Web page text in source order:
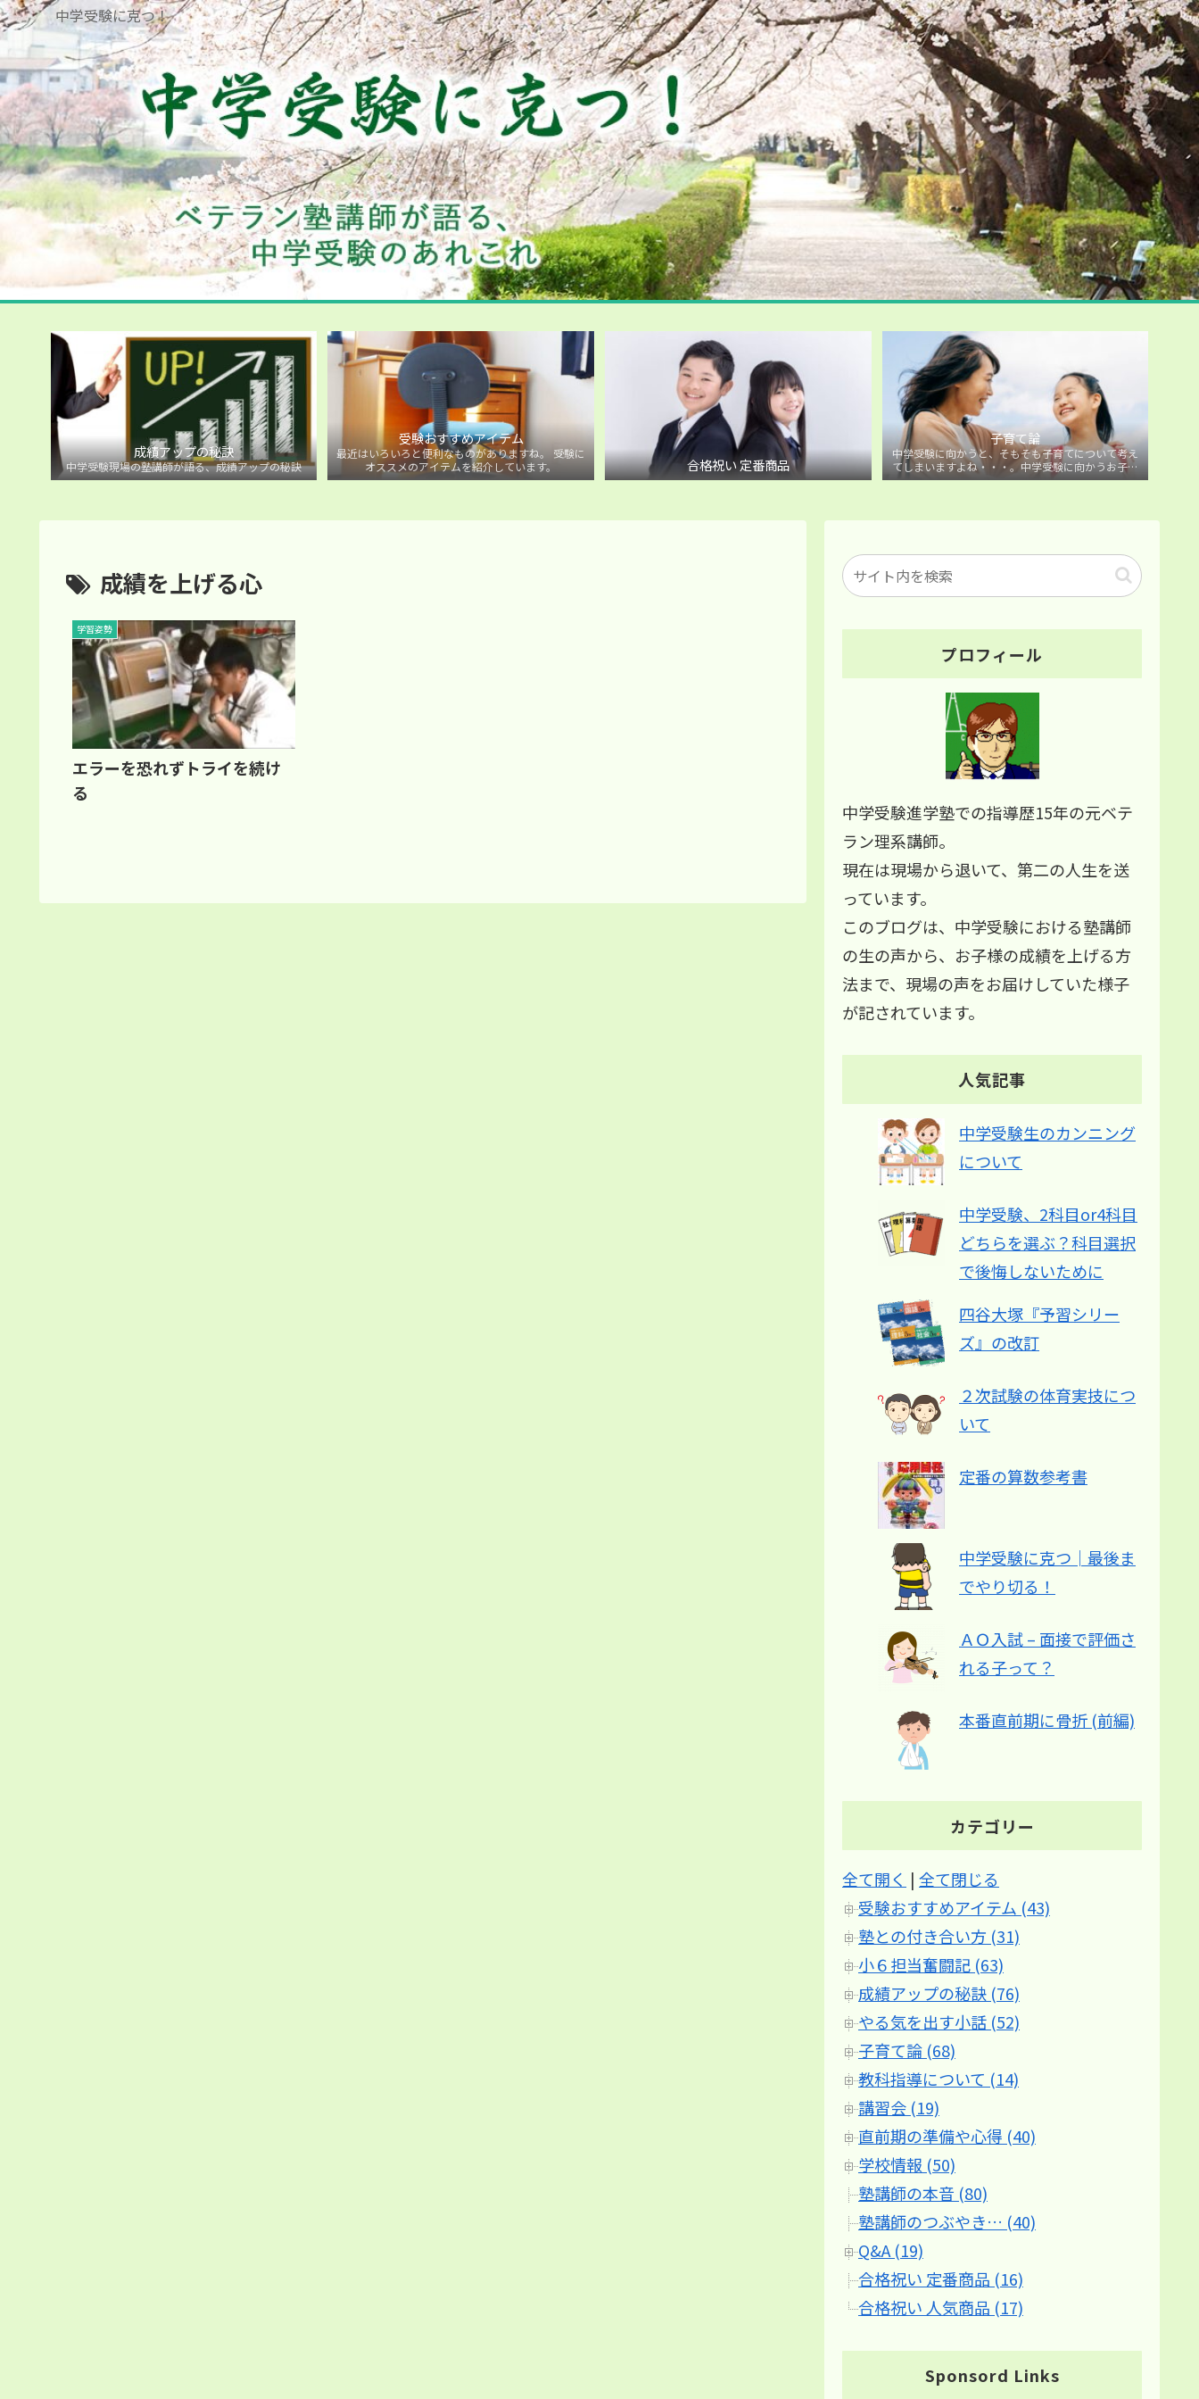
中学受験に克つ！
成績アップの秘訣
中学受験現場の塾講師が語る、成績アップの秘訣
受験おすすめアイテム
最近はいろいろと便利なものがありますね。 受験に
オススメのアイテムを紹介しています。
合格祝い 定番商品
子育て論
中学受験に向かうと、そもそも子育てについて考え
てしまいますよね・・・。中学受験に向かうお子様
を持つ保護者の方に向けた子育て論について。
成績を上げる心
学習姿勢
エラーを恐れずトライを続け
る
プロフィール
中学受験進学塾での指導歴15年の元ベテ
ラン理系講師。
現在は現場から退いて、第二の人生を送
っています。
このブログは、中学受験における塾講師
の生の声から、お子様の成績を上げる方
法まで、現場の声をお届けしていた様子
が記されています。
人気記事
中学受験生のカンニング
について
中学受験、2科目or4科目
どちらを選ぶ？科目選択
で後悔しないために
四谷大塚『予習シリー
ズ』の改訂
２次試験の体育実技につ
いて
定番の算数参考書
中学受験に克つ│最後ま
でやり切る！
ＡＯ入試 – 面接で評価さ
れる子って？
本番直前期に骨折 (前編)
カテゴリー
全て開く | 全て閉じる
受験おすすめアイテム (43)
塾との付き合い方 (31)
小６担当奮闘記 (63)
成績アップの秘訣 (76)
やる気を出す小話 (52)
子育て論 (68)
教科指導について (14)
講習会 (19)
直前期の準備や心得 (40)
学校情報 (50)
塾講師の本音 (80)
塾講師のつぶやき… (40)
Q&A (19)
合格祝い 定番商品 (16)
合格祝い 人気商品 (17)
Sponsord Links